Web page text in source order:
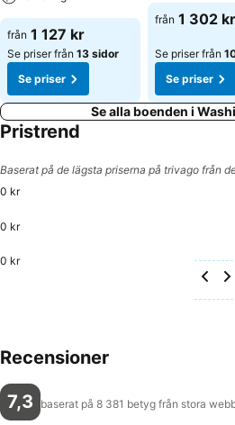
från 1 127 kr
Se priser från 13 sidor
Se priser
från 1 302 kr
Se priser från
Se priser
Se alla boenden i
Pristrend
Baserat på de lägsta priserna på trivago från
0 kr
0 kr
0 kr
Recensioner
7,3 baserat på 8 381 betyg från stora